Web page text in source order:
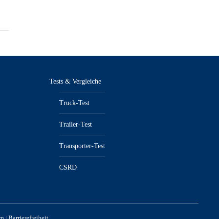
Tests & Vergleiche
Truck-Test
Trailer-Test
Transporter-Test
CSRD